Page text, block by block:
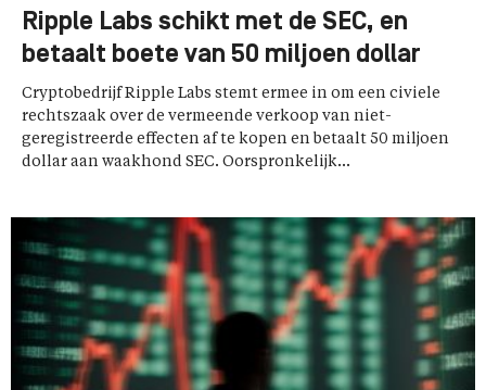
Ripple Labs schikt met de SEC, en
betaalt boete van 50 miljoen dollar
Cryptobedrijf Ripple Labs stemt ermee in om een civiele
rechtszaak over de vermeende verkoop van niet-
geregistreerde effecten af te kopen en betaalt 50 miljoen
dollar aan waakhond SEC. Oorspronkelijk...